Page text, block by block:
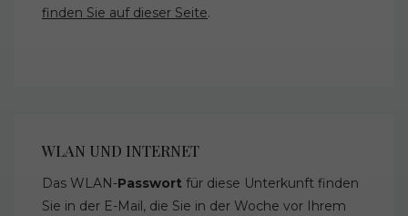
finden Sie auf dieser Seite.
WLAN UND INTERNET
Das WLAN-Passwort für diese Unterkunft finden
Sie in der E-Mail, die Sie in der Woche vor Ihrem